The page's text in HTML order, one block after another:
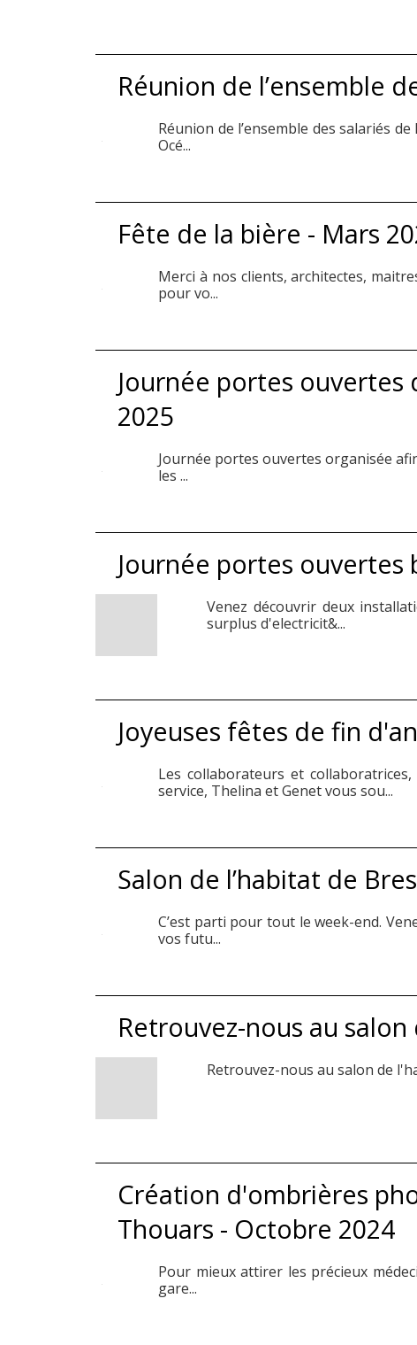
Réunion de l’ensemble
Réunion de l’ensemble des salariés
Océ...
Fête de la bière - Mars
Merci à nos clients, architectes,
pour vo...
Journée portes ouvertes
2025
Journée portes ouvertes organisée
les ...
Journée portes ouvertes
Venez découvrir deux
surplus d'electricit&...
Joyeuses fêtes de fin
Les collaborateurs et collaboratrices,
service, Thelina et Genet vous sou...
Salon de l’habitat de
C’est parti pour tout le week-end.
vos futu...
Retrouvez-nous au
Retrouvez-nous au salon de
Création d'ombrières
Thouars - Octobre 2024
Pour mieux attirer les précieux
gare...